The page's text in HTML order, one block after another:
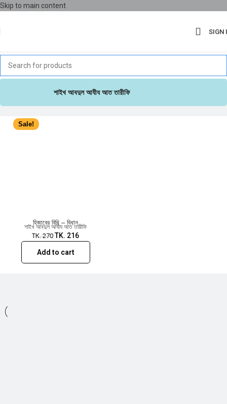
Skip to main content
SIGN
শাইখ আবদুল আযীয আত তারীফি
Sale!
হিজাবের বিধি – বিধান
শাইখ আবদুল আযীয আত তারীফি
TK.270 TK. 216
Add to cart